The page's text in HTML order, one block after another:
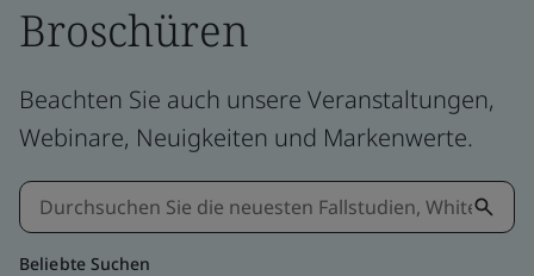
Broschüren
Beachten Sie auch unsere Veranstaltungen,
Webinare, Neuigkeiten und Markenwerte.
Beliebte Suchen